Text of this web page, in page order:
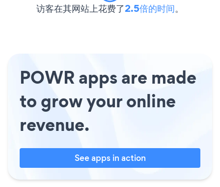
访客在其网站上花费了2.5倍的时间。
POWR apps are made
to grow your online
revenue.
See apps in action